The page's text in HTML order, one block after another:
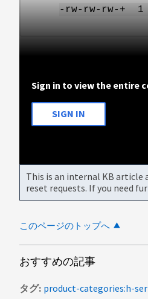
-rw-rw-rw-+ 1
Sign in to view the entire
SIGN IN
This is an internal KB article
reset requests. If you need
このページのトップへ
おすすめの記事
タグ product-categories:h-